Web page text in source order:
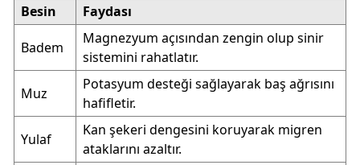
Besin Faydası
Badem
Magnezyum açısından zengin olup sinir
sistemini rahatlatır.
Muz
Potasyum desteği sağlayarak baş ağrısını
hafifletir.
Yulaf
Kan şekeri dengesini koruyarak migren
ataklarını azaltır.